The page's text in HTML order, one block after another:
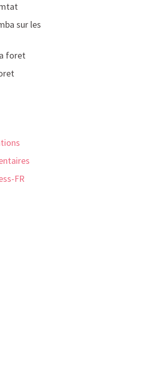
sur les
foret
FR